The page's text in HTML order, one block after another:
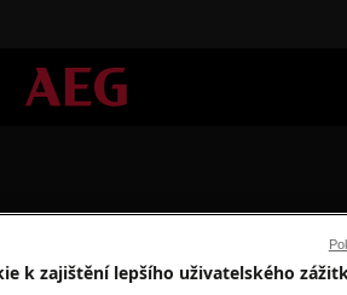
CD
k zajištění lepšího uživatelského